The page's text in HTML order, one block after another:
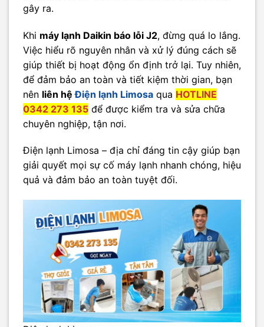
gây ra.
Khi máy lạnh Daikin báo lỗi J2, đừng quá lo lắng.
Việc hiểu rõ nguyên nhân và xử lý đúng cách sẽ
giúp thiết bị hoạt động ổn định trở lại. Tuy nhiên,
để đảm bảo an toàn và tiết kiệm thời gian, bạn
nên liên hệĐiện lạnh Limosa qua HOTLINE
0342 273 135 để được kiểm tra và sửa chữa
chuyên nghiệp, tận nơi.
Điện lạnh Limosa – địa chỉ đáng tin cậy giúp bạn
giải quyết mọi sự cố máy lạnh nhanh chóng, hiệu
quả và đảm bảo an toàn tuyệt đối.